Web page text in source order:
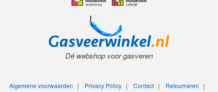
Dé webshop voor gasveren
Algemene voorwaarden | Privacy Policy| Contact| Retourneren |